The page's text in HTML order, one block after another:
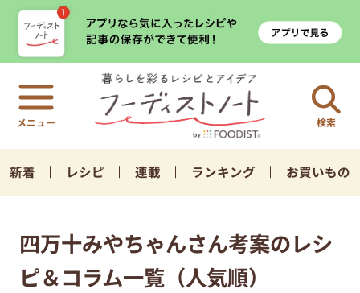
検索
新着 レシピ 連載 ランキング お買いもの
四万十みやちゃんさん考案のレシ
ピ＆コラム一覧（人気順）